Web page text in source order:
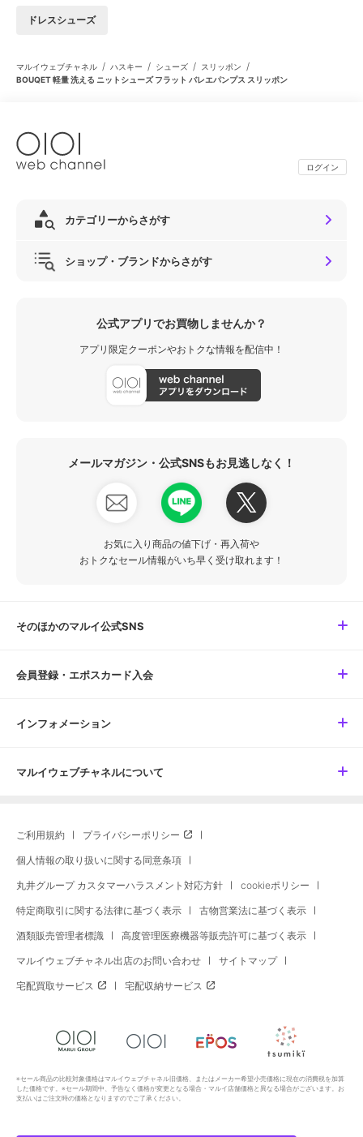
ドレスシューズ
マルイウェブチャネル / ハスキー / シューズ / スリッポン /
BOUQET 軽量 洗える ニットシューズ フラット バレエパンプス スリッポン
ログイン
カテゴリーからさがす
ショップ・ブランドからさがす
公式アプリでお買物しませんか？
アプリ限定クーポンやおトクな情報を配信中！
メールマガジン・公式SNSもお見逃しなく！
お気に入り商品の値下げ・再入荷や
おトクなセール情報がいち早く受け取れます！
そのほかのマルイ公式SNS
会員登録・エポスカード入会
インフォメーション
マルイウェブチャネルについて
ご利用規約 プライバシーポリシー
個人情報の取り扱いに関する同意条項
丸井グループ カスタマーハラスメント対応方針 cookieポリシー
特定商取引に関する法律に基づく表示 古物営業法に基づく表示
酒類販売管理者標識 高度管理医療機器等販売許可に基づく表示
マルイウェブチャネル出店のお問い合わせ サイトマップ
宅配買取サービス 宅配収納サービス
※セール商品の比較対象価格はマルイウェブチャネル旧価格、またはメーカー希望小売価格に現在の消費税を加算
した価格です。※セール期間中、予告なく価格が変更となる場合・マルイ店舗価格と異なる場合がございます。お
支払いはご注文時の価格となりますのでご了承ください。